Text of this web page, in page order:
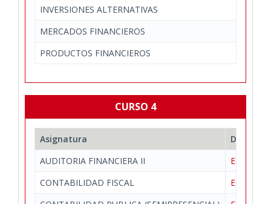
INVERSIONES ALTERNATIVAS
MERCADOS FINANCIEROS
PRODUCTOS FINANCIEROS
CURSO 4
Asignatura
AUDITORIA FINANCIERA II
CONTABILIDAD FISCAL